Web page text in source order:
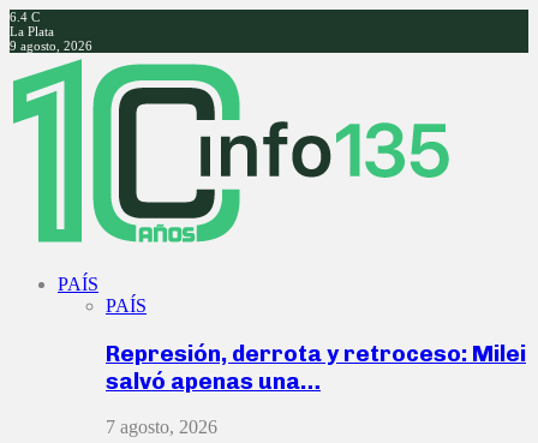
6.4 C
La Plata
9 agosto, 2026
Facebook
Twitter
Instagram
Youtube
PAÍS
PAÍS
Represión, derrota y retroceso: Milei
salvó apenas una…
7 agosto, 2026